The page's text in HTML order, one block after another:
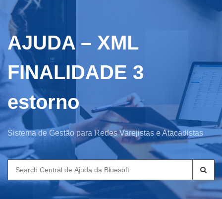
AJUDA – XML
FINALIDADE 3
estorno
Sistema de Gestão para Redes Varejistas e Atacadistas
Search
for: